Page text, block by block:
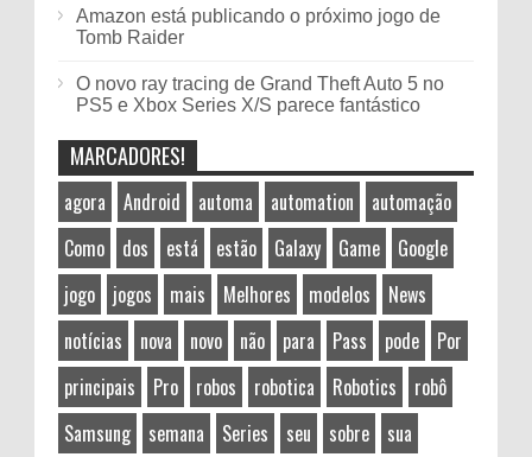
Amazon está publicando o próximo jogo de
Tomb Raider
O novo ray tracing de Grand Theft Auto 5 no
PS5 e Xbox Series X/S parece fantástico
MARCADORES!
agora Android automa automation
automação
Como
dos está estão Galaxy Game
Google
jogo
jogos mais Melhores modelos
News
notícias
nova novo não para Pass pode
Por
principais
Pro robos robotica Robotics
robô
Samsung
semana Series seu sobre
sua